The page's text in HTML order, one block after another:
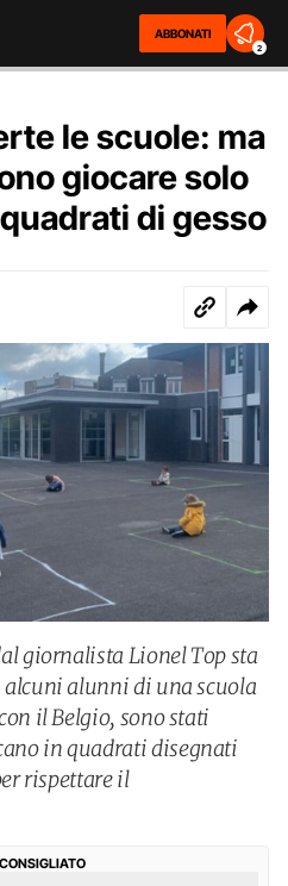
ABBONATI
2
le scuole: ma
giocare solo
di gesso
giornalista Lionel Top sta
alunni di una scuola
il Belgio, sono stati
in quadrati disegnati
rispettare il